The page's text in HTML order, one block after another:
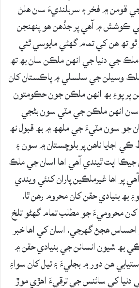
قومن ۾ فخر ۽ سربلنديءَ سان ھلڻ
۾ آھي پر جڏھن ھو پنھنجن
تھ ھن کي تمام گھڻي مايوسي ٿئي
جي دنيا جي انھن ملڪن سان بھ تھ
وسيلن جي سلسلي ۾ پاڪستان کان
پر پوءِ بھ انھن ملڪن جون حڪومتون
سان انھن ملڪن جي مٽي سون بڻجي
جو سون مٽيءَ جي ملھھ ۾ بھ قبول نھ
اجايا ناھن پر بلوچستان ۾ سون ۽
اپت ٿيندي آھي اھا اسان جي ملڪ
پر اھا غيرملڪين پاران کنئي ويندي
بھ بنيادي حقن کان محروم رھن ٿا.
محروميءَ جو مطلب تمام گھڻو تلخ
ھجڻ گھرجي. اسان کي اھا خبر
بھ شيون انسانن جي بنيادي حقن ۾
ھن دور ۾ بجليءَ ۽ تيل کان سواءِ
کي سائنس جي ترقيءَ اھڙي موڙ